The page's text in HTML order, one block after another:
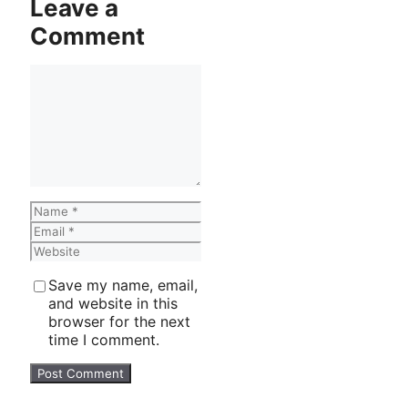
Leave a
Comment
Name
Email
Website
Save my name, email,
and website in this
browser for the next
time I comment.